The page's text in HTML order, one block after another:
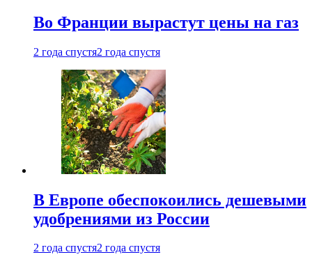
Во Франции вырастут цены на газ
2 года спустя2 года спустя
В Европе обеспокоились дешевыми
удобрениями из России
2 года спустя2 года спустя